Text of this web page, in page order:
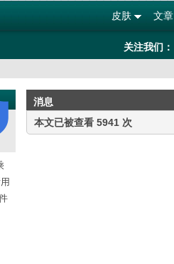
文章
皮肤
关注我们：
消息
本文已被查看 5941 次